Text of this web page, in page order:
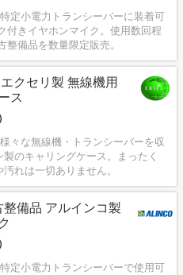
定小電力トランシーバーに装着可
付きイヤホンマイク。使用数回程
整備品を数量限定販売。
クセリ製 無線機用
ス
々な無線機・トランシーバーを収
のキャリングケース。まったく
れは一切ありません。
整備品 アルインコ製
定小電力トランシーバーで使用可